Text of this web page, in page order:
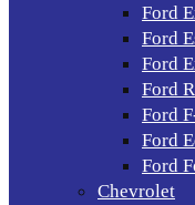
Ford
Ford
Ford
Ford
Ford
Ford
Ford
Chevrolet